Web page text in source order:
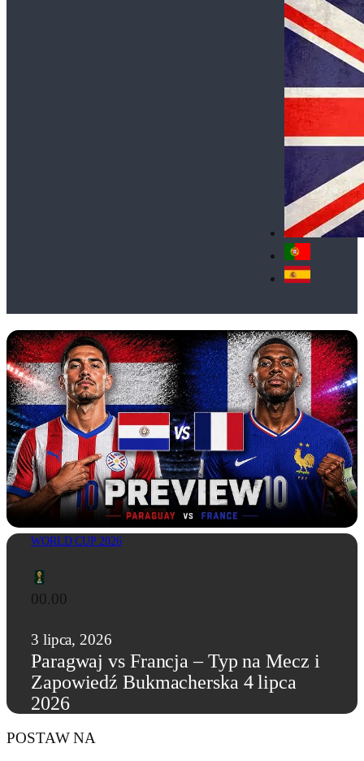
WORLD CUP 2026
00.00
3 lipca, 2026
Paragwaj vs Francja – Typ na Mecz i
Zapowiedź Bukmacherska 4 lipca
2026
POSTAW NA